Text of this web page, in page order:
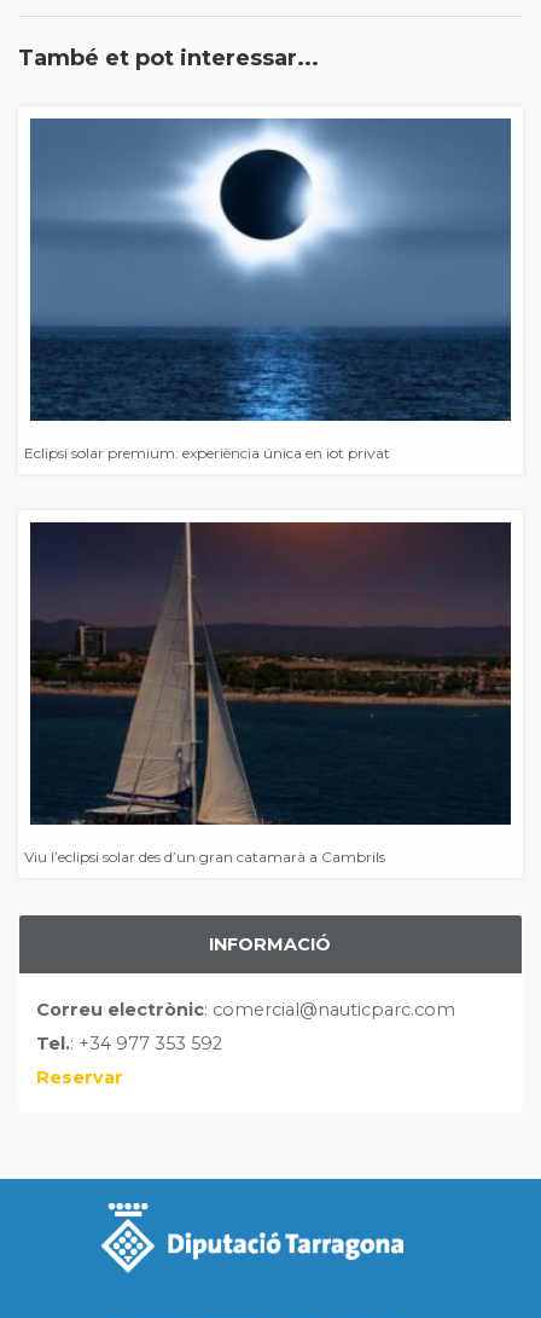
També et pot interessar...
Eclipsi solar premium: experiència única en iot privat
Viu l’eclipsi solar des d’un gran catamarà a Cambrils
INFORMACIÓ
Correu electrònic: comercial@nauticparc.com
Tel.: +34 977 353 592
Reservar